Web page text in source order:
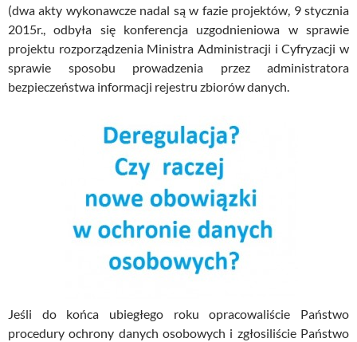
(dwa akty wykonawcze nadal są w fazie projektów, 9 stycznia
2015r., odbyła się konferencja uzgodnieniowa w sprawie
projektu rozporządzenia Ministra Administracji i Cyfryzacji w
sprawie sposobu prowadzenia przez administratora
bezpieczeństwa informacji rejestru zbiorów danych.
Jeśli do końca ubiegłego roku opracowaliście Państwo
procedury ochrony danych osobowych i zgłosiliście Państwo